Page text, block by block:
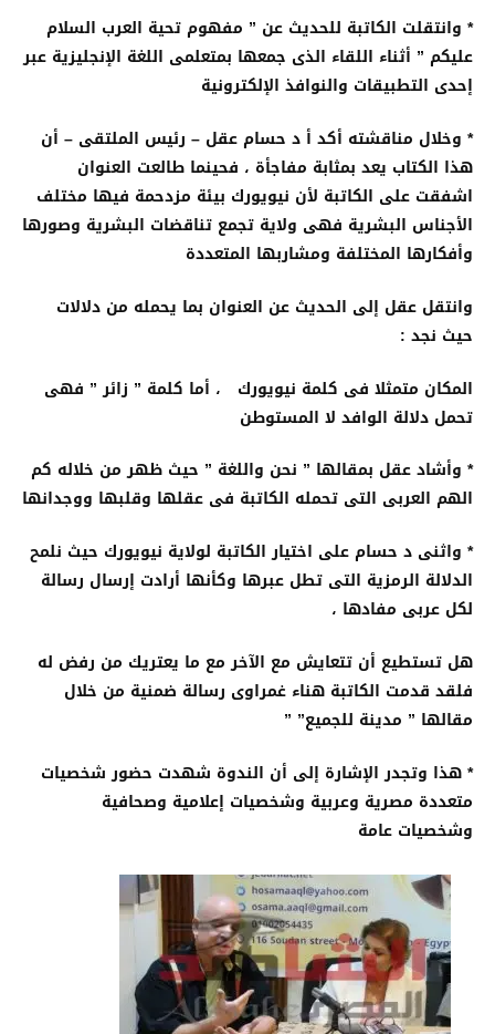
* وانتقلت الكاتبة للحديث عن ” مفهوم تحية العرب السلام
عليكم ” أثناء اللقاء الذى جمعها بمتعلمى اللغة الإنجليزية عبر
إحدى التطبيقات والنوافذ الإلكترونية
* وخلال مناقشته أكد أ د حسام عقل – رئيس الملتقى – أن
هذا الكتاب يعد بمثابة مفاجأة ، فحينما طالعت العنوان
اشفقت على الكاتبة لأن نيويورك بيئة مزدحمة فيها مختلف
الأجناس البشرية فهى ولاية تجمع تناقضات البشرية وصورها
وأفكارها المختلفة ومشاربها المتعددة
وانتقل عقل إلى الحديث عن العنوان بما يحمله من دلالات
حيث نجد :
المكان متمثلا فى كلمة نيويورك ، أما كلمة ” زائر ” فهى
تحمل دلالة الوافد لا المستوطن
* وأشاد عقل بمقالها ” نحن واللغة ” حيث ظهر من خلاله كم
الهم العربى التى تحمله الكاتبة فى عقلها وقلبها ووجدانها
* واثنى د حسام على اختيار الكاتبة لولاية نيويورك حيث نلمح
الدلالة الرمزية التى تطل عبرها وكأنها أرادت إرسال رسالة
لكل عربى مفادها ،
هل تستطيع أن تتعايش مع الآخر مع ما يعتريك من رفض له
فلقد قدمت الكاتبة هناء غمراوى رسالة ضمنية من خلال
مقالها ” مدينة للجميع” ”
* هذا وتجدر الإشارة إلى أن الندوة شهدت حضور شخصيات
متعددة مصرية وعربية وشخصيات إعلامية وصحافية
وشخصيات عامة